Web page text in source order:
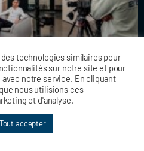
UNE CAPTATION
EN CORPORATE
évoque souvent les grands
télévisuelles. Pourtant, en
technologies similaires pour
sur notre site et pour
notre service. En cliquant
nous utilisions ces
et d'analyse.
Tout accepter